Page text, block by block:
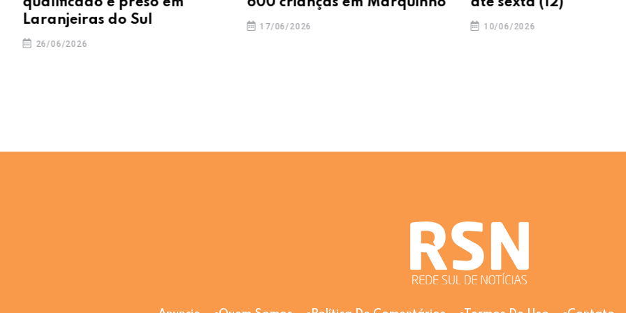
Laranjeiras do Sul
26/06/2026
17/06/2026 10/06/2026